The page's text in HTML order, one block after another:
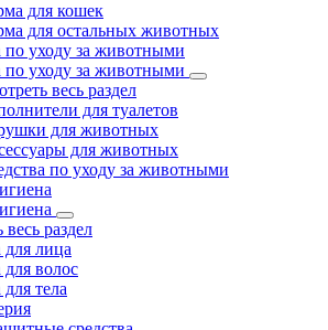
для кошек
для остальных животных
по уходу за животными
по уходу за животными
весь раздел
для туалетов
для животных
для животных
по уходу за животными
раздел
для лица
для волос
тела